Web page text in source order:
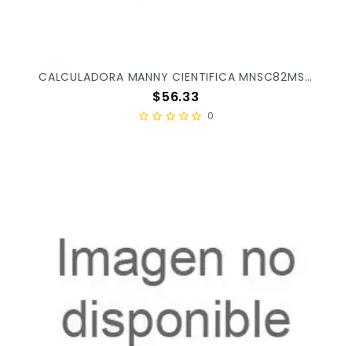
CALCULADORA MANNY CIENTIFICA MNSC82MS X/100
Precio
$56.33
0